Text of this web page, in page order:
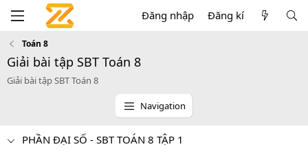
Đăng nhập Đăng kí
Toán 8
Giải bài tập SBT Toán 8
Giải bài tập SBT Toán 8
Navigation
PHẦN ĐẠI SỐ - SBT TOÁN 8 TẬP 1